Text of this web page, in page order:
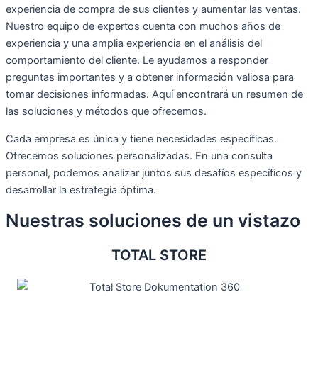
experiencia de compra de sus clientes y aumentar las ventas.
Nuestro equipo de expertos cuenta con muchos años de
experiencia y una amplia experiencia en el análisis del
comportamiento del cliente. Le ayudamos a responder
preguntas importantes y a obtener información valiosa para
tomar decisiones informadas. Aquí encontrará un resumen de
las soluciones y métodos que ofrecemos.
Cada empresa es única y tiene necesidades específicas.
Ofrecemos soluciones personalizadas. En una consulta
personal, podemos analizar juntos sus desafíos específicos y
desarrollar la estrategia óptima.
Nuestras soluciones de un vistazo
TOTAL STORE